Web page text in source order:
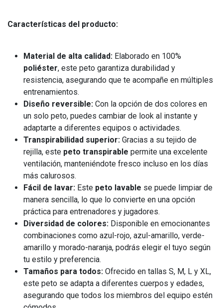
Características del producto:
Material de alta calidad: Elaborado en 100%
poliéster, este peto garantiza durabilidad y
resistencia, asegurando que te acompañe en múltiples
entrenamientos.
Diseño reversible: Con la opción de dos colores en
un solo peto, puedes cambiar de look al instante y
adaptarte a diferentes equipos o actividades.
Transpirabilidad superior: Gracias a su tejido de
rejilla, este peto transpirable permite una excelente
ventilación, manteniéndote fresco incluso en los días
más calurosos.
Fácil de lavar: Este peto lavable se puede limpiar de
manera sencilla, lo que lo convierte en una opción
práctica para entrenadores y jugadores.
Diversidad de colores: Disponible en emocionantes
combinaciones como azul-rojo, azul-amarillo, verde-
amarillo y morado-naranja, podrás elegir el tuyo según
tu estilo y preferencia.
Tamaños para todos: Ofrecido en tallas S, M, L y XL,
este peto se adapta a diferentes cuerpos y edades,
asegurando que todos los miembros del equipo estén